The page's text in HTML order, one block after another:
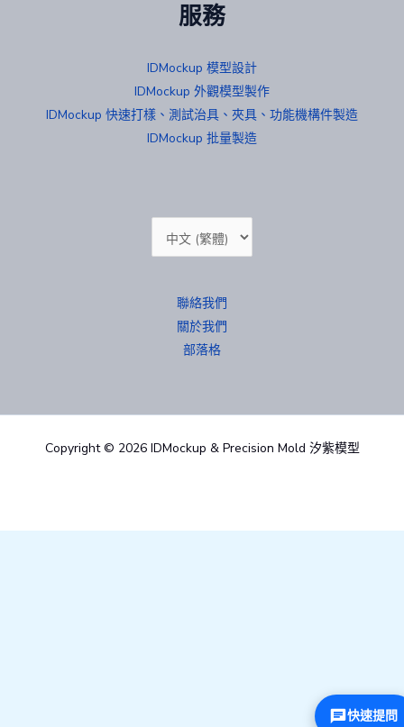
服務
IDMockup 模型設計
IDMockup 外觀模型製作
IDMockup 快速打樣、測試治具、夾具、功能機構件製造
IDMockup 批量製造
Choose
a
聯絡我們
關於我們
部落格
Copyright © 2026 IDMockup & Precision Mold 汐紫模型
快速提問